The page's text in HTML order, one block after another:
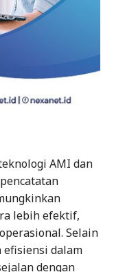
AMI dan
lebih efektif,
Selain
dalam
dengan